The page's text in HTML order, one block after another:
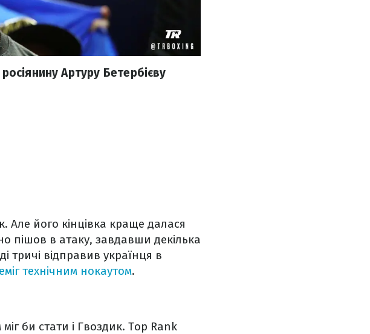
Артуру Бетербієву
Але його кінцівка краще далася
пішов в атаку, завдавши декілька
тричі відправив українця в
технічним нокаутом.
би стати і Гвоздик. Top Rank